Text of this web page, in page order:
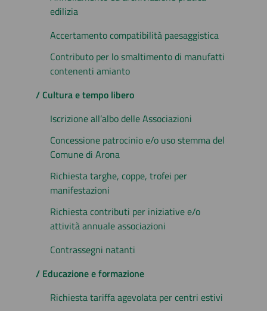
edilizia
Accertamento compatibilità paesaggistica
Contributo per lo smaltimento di manufatti
contenenti amianto
/ Cultura e tempo libero
Iscrizione all’albo delle Associazioni
Concessione patrocinio e/o uso stemma del
Comune di Arona
Richiesta targhe, coppe, trofei per
manifestazioni
Richiesta contributi per iniziative e/o
attività annuale associazioni
Contrassegni natanti
/ Educazione e formazione
Richiesta tariffa agevolata per centri estivi